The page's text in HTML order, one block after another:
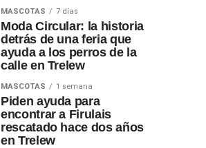
MASCOTAS 7 días
Moda Circular: la historia
detrás de una feria que
ayuda a los perros de la
calle en Trelew
MASCOTAS 1 semana
Piden ayuda para
encontrar a Firulais
rescatado hace dos años
en Trelew